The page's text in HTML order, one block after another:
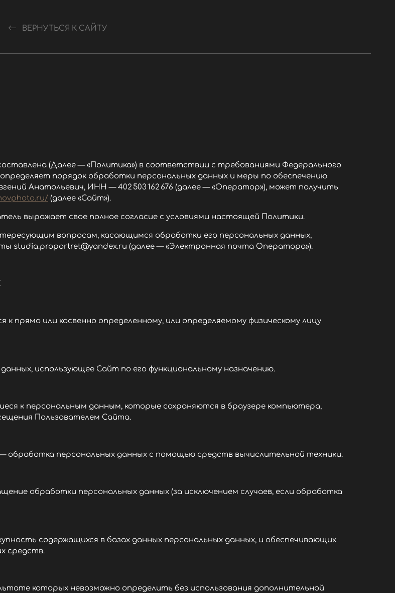
ВЕРНУТЬСЯ К САЙТУ
(Далее — «Политика») в соответствии с требованиями Федерального
порядок обработки персональных данных и меры по обеспечению
Анатольевич, ИНН — 402 503 162 676 (далее — «Оператор»), может получить
(далее «Сайт»).
выражает свое полное согласие с условиями настоящей Политики.
вопросам, касающимся обработки его персональных данных,
studia.proportret@yandex.ru (далее — «Электронная почта Оператора»).
прямо или косвенно определенному, или определяемому физическому лицу
использующее Сайт по его функциональному назначению.
к персональным данным, которые сохраняются в браузере компьютера,
Пользователем Сайта.
обработка персональных данных с помощью средств вычислительной техники.
обработки персональных данных (за исключением случаев, если обработка
содержащихся в базах данных персональных данных, и обеспечивающих
средств.
которых невозможно определить без использования дополнительной